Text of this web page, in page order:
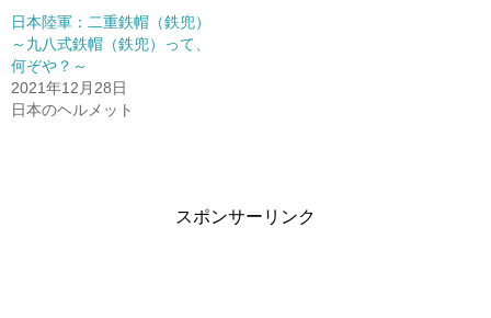
日本陸軍：二重鉄帽（鉄兜）
～九八式鉄帽（鉄兜）って、
何ぞや？～
2021年12月28日
日本のヘルメット
スポンサーリンク